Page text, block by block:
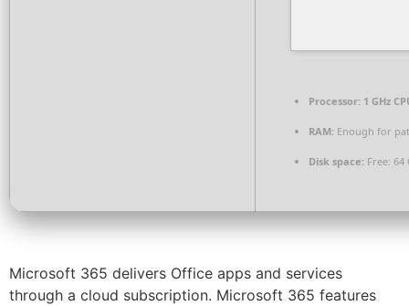
Processor: 1 GHz
RAM: Enough for
Disk space: Free: 64
Microsoft 365 delivers Office apps and services
through a cloud subscription. Microsoft 365 features